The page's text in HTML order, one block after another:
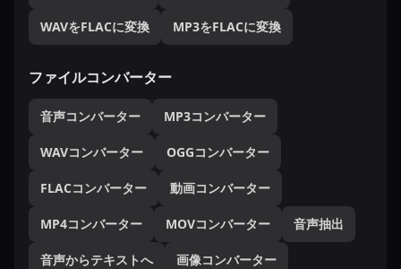
WAVをFLACに変換 MP3をFLACに変換
ファイルコンバーター
音声コンバーター MP3コンバーター
WAVコンバーター OGGコンバーター
FLACコンバーター 動画コンバーター
MP4コンバーター MOVコンバーター 音声抽出
音声からテキストへ 画像コンバーター